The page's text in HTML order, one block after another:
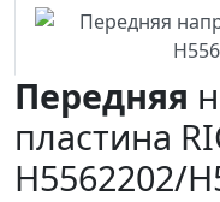
Передняя
пластина
H5562202/